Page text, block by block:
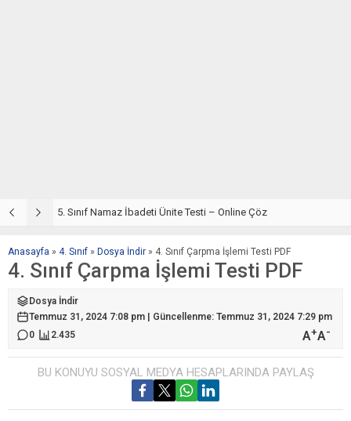
5. Sınıf Namaz İbadeti Ünite Testi – Online Çöz
Anasayfa » 4. Sınıf » Dosya İndir » 4. Sınıf Çarpma İşlemi Testi PDF
4. Sınıf Çarpma İşlemi Testi PDF
Dosya İndir
Temmuz 31, 2024 7:08 pm | Güncellenme: Temmuz 31, 2024 7:29 pm
0
2.435 A+A-
BU KONUYU SOSYAL MEDYA HESAPLARINDA PAYLAŞ